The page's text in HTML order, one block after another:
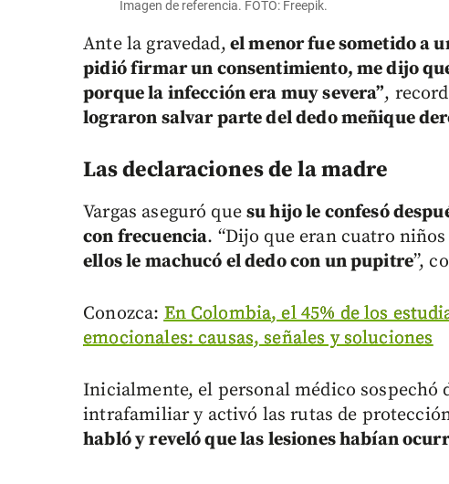
Imagen de referencia. FOTO: Freepik.
Ante la gravedad, el menor fue sometido a
pidió firmar un consentimiento, me dijo
porque la infección era muy severa”,
lograron salvar parte del dedo meñique
Las declaraciones de la madre
Vargas aseguró quesu hijo le confesó
con frecuencia. “Dijo que eran cuatro
ellos le machucó el dedo con un pupitre”,
Conozca: En Colombia, el 45% de los
emocionales: causas, señales y soluciones
Inicialmente, el personal médico sospechó
intrafamiliar y activó las rutas de
habló y reveló que las lesiones habían